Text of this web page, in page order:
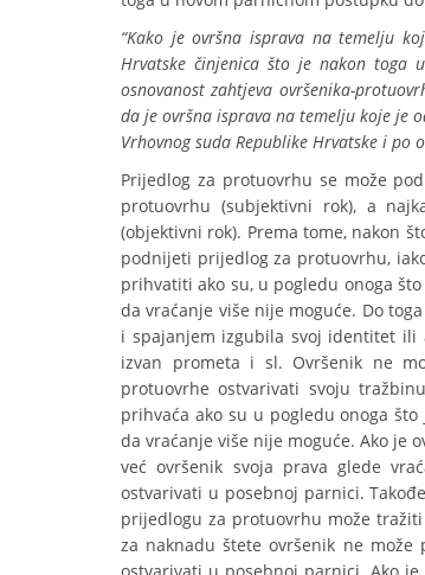
“Kako je ovršna isprava na temelju
Hrvatske činjenica što je nakon toga
osnovanost zahtjeva ovršenika-
da je ovršna isprava na temelju koje je
Vrhovnog suda Republike Hrvatske i po
Prijedlog za protuovrhu se može
protuovrhu (subjektivni rok), a
(objektivni rok). Prema tome, nakon
podnijeti prijedlog za protuovrhu,
prihvatiti ako su, u pogledu onoga
da vraćanje više nije moguće. Do
i spajanjem izgubila svoj identitet ili
izvan prometa i sl. Ovršenik ne
protuovrhe ostvarivati svoju
prihvaća ako su u pogledu onoga
da vraćanje više nije moguće. Ako je
već ovršenik svoja prava glede
ostvarivati u posebnoj parnici.
prijedlogu za protuovrhu može
za naknadu štete ovršenik ne